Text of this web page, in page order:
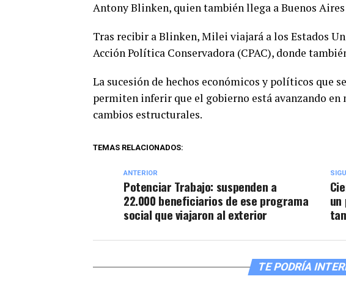
Antony Blinken, quien también llega a Buenos
Tras recibir a Blinken, Milei viajará a los Estados
Acción Política Conservadora (CPAC), donde
La sucesión de hechos económicos y políticos que
permiten inferir que el gobierno está avanzando en
cambios estructurales.
TEMAS RELACIONADOS:
ANTERIOR
Potenciar Trabajo: suspenden a
22.000 beneficiarios de ese programa
social que viajaron al exterior
TE PODRÍA